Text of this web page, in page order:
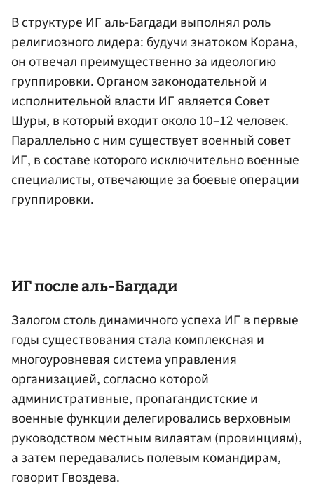
В структуре ИГ аль-Багдади выполнял роль
религиозного лидера: будучи знатоком Корана,
он отвечал преимущественно за идеологию
группировки. Органом законодательной и
исполнительной власти ИГ является Совет
Шуры, в который входит около 10–12 человек.
Параллельно с ним существует военный совет
ИГ, в составе которого исключительно военные
специалисты, отвечающие за боевые операции
группировки.
ИГ после аль-Багдади
Залогом столь динамичного успеха ИГ в первые
годы существования стала комплексная и
многоуровневая система управления
организацией, согласно которой
административные, пропагандистские и
военные функции делегировались верховным
руководством местным вилаятам (провинциям),
а затем передавались полевым командирам,
говорит Гвоздева.